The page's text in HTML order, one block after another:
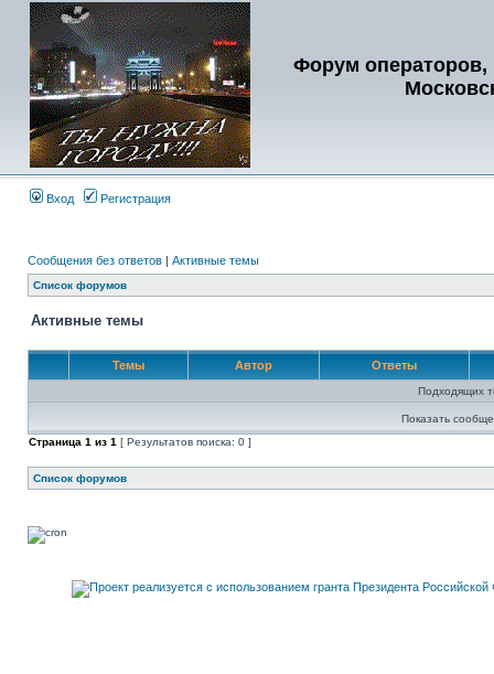
Форум операторов,
Вход Регистрация
Сообщения без ответов | Активные темы
Список форумов
Активные темы
Темы Автор Ответы
Подходящих
Показать
Страница 1 из 1 [ Результатов поиска: 0 ]
Список форумов